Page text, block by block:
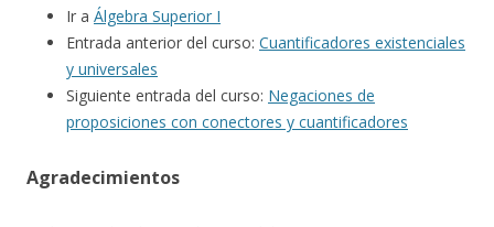
Ir a Álgebra Superior I
Entrada anterior del curso: Cuantificadores existenciales
y universales
Siguiente entrada del curso: Negaciones de
proposiciones con conectores y cuantificadores
Agradecimientos